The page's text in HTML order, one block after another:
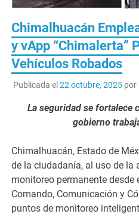
Chimalhuacán
y vApp “Chimalerta”
Vehículos Robados
Publicada el22 octubre, 2025por
La seguridad se fortalece
gobierno
Chimalhuacán, Estado de
de la ciudadanía, al uso de la
monitoreo permanente desde
Comando, Comunicación y
puntos de monitoreo